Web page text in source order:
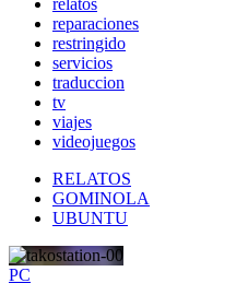
relatos
reparaciones
restringido
servicios
traduccion
tv
viajes
videojuegos
RELATOS
GOMINOLA
UBUNTU
PC